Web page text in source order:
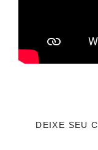
DEIXE SEU